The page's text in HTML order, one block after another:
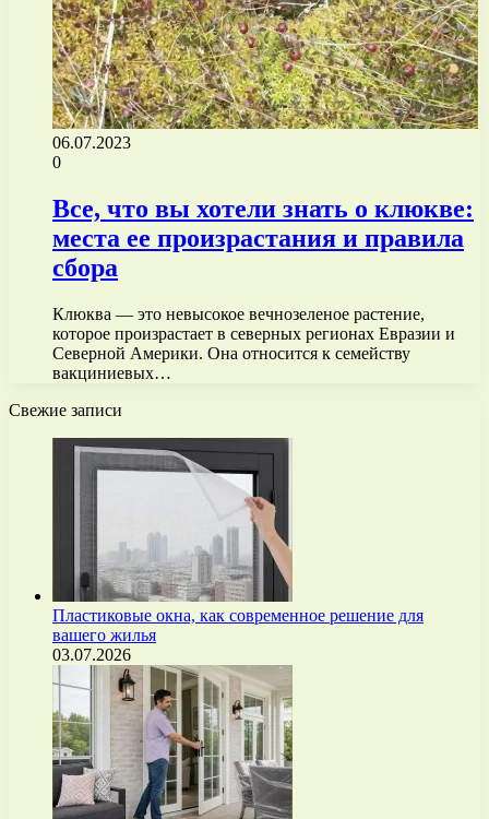
06.07.2023
0
Все, что вы хотели знать о клюкве:
места ее произрастания и правила
сбора
Клюква — это невысокое вечнозеленое растение,
которое произрастает в северных регионах Евразии и
Северной Америки. Она относится к семейству
вакциниевых…
Свежие записи
Пластиковые окна, как современное решение для
вашего жилья
03.07.2026